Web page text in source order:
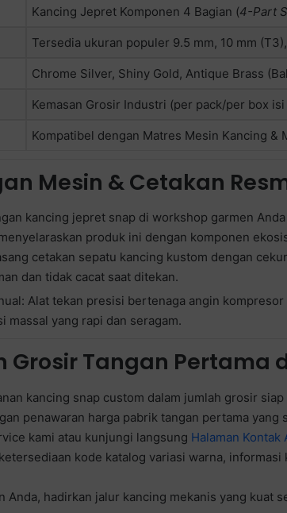
Kancing Jepret Komponen 4 Bagian (4-Part
Tersedia ukuran populer 9.5 mm, 10 mm
Chrome Silver, Shiny Gold, Antique Brass
Kemasan Grosir Industri (per pack/per box
Kompatibel dengan Matres Mesin Kancing &
Mesin & Cetakan
kancing jepret snap di workshop garmen
produk ini dengan komponen
cetakan sepatu kancing kustom dengan
dan tidak cacat saat ditekan.
Alat tekan presisi bertenaga angin
massal yang rapi dan seragam.
Grosir Tangan Pertama
kancing snap custom dalam jumlah grosir
penawaran harga pabrik tangan pertama yang
kami atau kunjungi langsung Halaman Kontak
kode katalog variasi warna,
Anda, hadirkan jalur kancing mekanis yang kuat